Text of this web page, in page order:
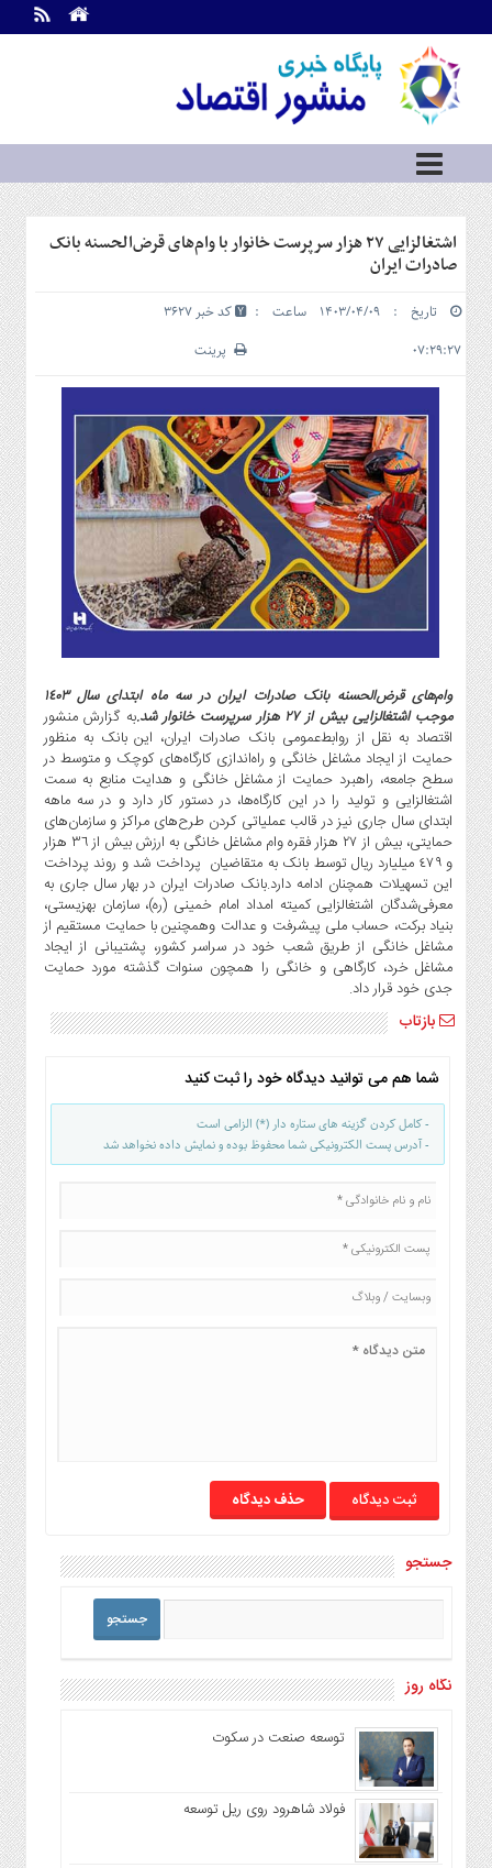
اطلاعات
تماس
ما
درباره
ما
سرویس
ها
خانه
سرمایه
و
بورس
و
شهری
گاز
و
پتروشیمی
و
خودرو
استارت
آپ
و
فن
آوری
بانک
،
بیمه
و
ارز
دیجیتال
کشاورزی
و
صنایع
غذایی
و
بین
الملل
روز
گوناگون
اشتغالزایی ٢٧ هزار سرپرست خانوار با وام‌های قرض‌الحسنه بانک
صادرات ایران
تاریخ : ۱۴۰۳/۰۴/۰۹ ساعت :
۰۷:۲۹:۲۷
کد خبر 3627
پرینت
وام‌های قرض‌الحسنه بانک صادرات ایران در سه ماه ابتدای سال ١٤٠٣
موجب اشتغالزایی بیش از ٢٧ هزار سرپرست خانوار شد.
به گزارش منشور
اقتصاد به نقل از روابط‌عمومی بانک صادرات ایران، این بانک به منظور
حمایت از ایجاد مشاغل خانگی و راه‌اندازی کارگاه‌های کوچک و متوسط در
سطح جامعه، راهبرد حمایت از مشاغل خانگی و هدایت منابع به سمت
اشتغالزایی و تولید را در این کارگاه‌ها، در دستور کار دارد و در سه ماهه
ابتدای سال جاری نیز در قالب عملیاتی کردن طرح‌های مراکز و سازمان‌های
حمایتی، بیش از ٢٧ هزار فقره وام مشاغل خانگی به ارزش بیش از ٣٦ هزار
و ٤٧٩ میلیارد ریال توسط بانک به متقاضیان پرداخت شد و روند پرداخت
این تسهیلات همچنان ادامه دارد.بانک صادرات ایران در بهار سال جاری به
معرفی‌شدگان اشتغالزایی کمیته امداد امام خمینی (ره)، سازمان بهزیستی،
بنیاد برکت، حساب ملی پیشرفت و عدالت وهمچنین با حمایت مستقیم از
مشاغل خانگی از طریق شعب خود در سراسر کشور، پشتیبانی از ایجاد
مشاغل خرد، کارگاهی و خانگی را همچون سنوات گذشته مورد حمایت
جدی خود قرار داد.
بازتاب
شما هم می توانید دیدگاه خود را ثبت کنید
- کامل کردن گزینه های ستاره دار (*) الزامی است
- آدرس پست الکترونیکی شما محفوظ بوده و نمایش داده نخواهد شد
حذف دیدگاه
جستجو
نگاه روز
توسعه صنعت در سکوت
فولاد شاهرود روی ریل توسعه